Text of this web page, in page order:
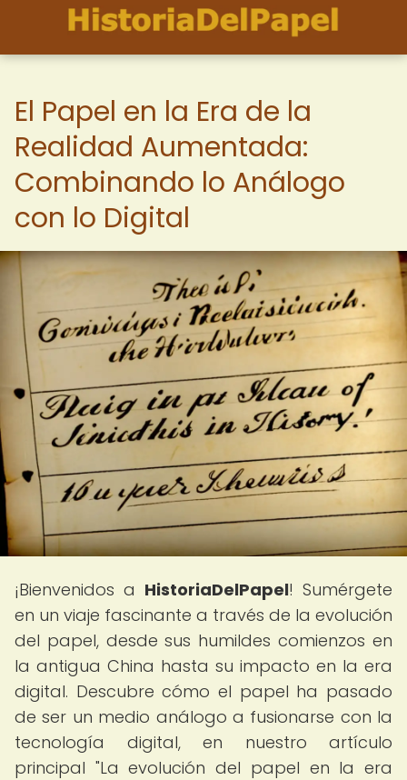
El Papel en la Era de la
Realidad Aumentada:
Combinando lo Análogo
con lo Digital
¡Bienvenidos a HistoriaDelPapel! Sumérgete
en un viaje fascinante a través de la evolución
del papel, desde sus humildes comienzos en
la antigua China hasta su impacto en la era
digital. Descubre cómo el papel ha pasado
de ser un medio análogo a fusionarse con la
tecnología digital, en nuestro artículo
principal "La evolución del papel en la era